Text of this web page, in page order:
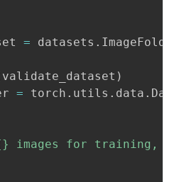
= datasets .
validate_dataset )
= torch . utils . data .
images for training,